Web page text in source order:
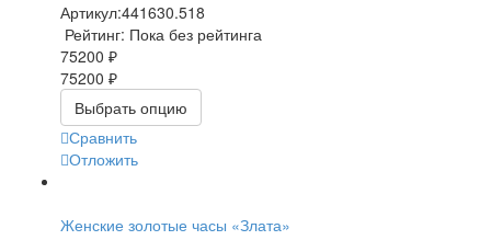
Артикул:441630.518
Рейтинг: Пока без рейтинга
75200 ₽
75200 ₽
Выбрать опцию
Сравнить
Отложить
Женские золотые часы «Злата»